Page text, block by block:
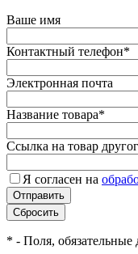
Ваше имя
Контактный телефон*
Электронная почта
Название товара*
Ссылка на товар
Я согласен на
* - Поля, обязательные